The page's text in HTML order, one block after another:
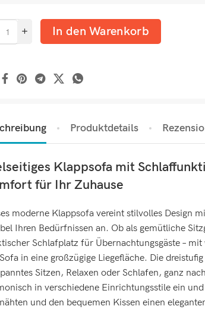
In den Warenkorb
Produktdetails
Klappsofa mit
für Ihr Zuhause
moderne Klappsofa vereint stilvolles Design
Ihren Bedürfnissen an. Ob als gemütliche
Schlafplatz für Übernachtungsgäste –
in eine großzügige Liegefläche. Die
Sitzen, Relaxen oder Schlafen, ganz
in verschiedene Einrichtungsstile ein
und den bequemen Kissen einen